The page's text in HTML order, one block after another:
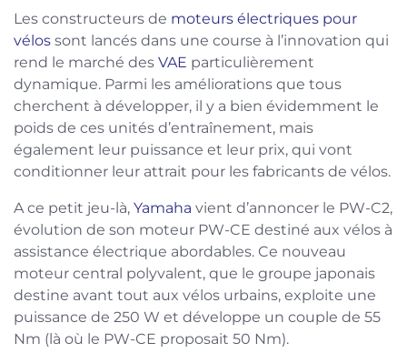
Les constructeurs de moteurs électriques pour
vélos sont lancés dans une course à l’innovation qui
rend le marché des VAE particulièrement
dynamique. Parmi les améliorations que tous
cherchent à développer, il y a bien évidemment le
poids de ces unités d’entraînement, mais
également leur puissance et leur prix, qui vont
conditionner leur attrait pour les fabricants de vélos.
A ce petit jeu-là, Yamaha vient d’annoncer le PW-C2,
évolution de son moteur PW-CE destiné aux vélos à
assistance électrique abordables. Ce nouveau
moteur central polyvalent, que le groupe japonais
destine avant tout aux vélos urbains, exploite une
puissance de 250 W et développe un couple de 55
Nm (là où le PW-CE proposait 50 Nm).